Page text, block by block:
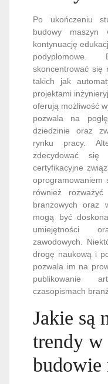
Po ukończeniu
budowy
kontynuację
podyplomowe.
skoncentrować się
takich jak
projektami
oferują możliwość
pozwala na
dziedzinie oraz
rynku pracy.
zdecydować
certyfikacyjne
oprogramowaniem
również
branżowych oraz
mogą być
umiejętności
zawodowych.
drogę naukową i
pozwala im na
publikowanie
czasopismach
Jakie są
trendy w
budowie